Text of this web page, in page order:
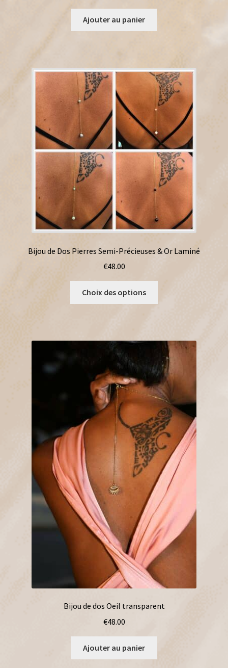
Ajouter au panier
Bijou de Dos Pierres Semi-Précieuses & Or Laminé
€48.00
Choix des options
Les
options
peuvent
être
choisies
sur
la
page
du
produit
Bijou de dos Oeil transparent
€48.00
Ajouter au panier